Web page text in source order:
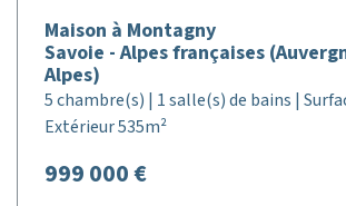
Maison à Montagny
Savoie - Alpes françaises
Alpes)
5 chambre(s) | 1 salle(s) de bains |
Extérieur 535m²
999 000 €